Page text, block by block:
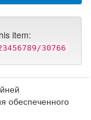
item:
30766
обеспеченного